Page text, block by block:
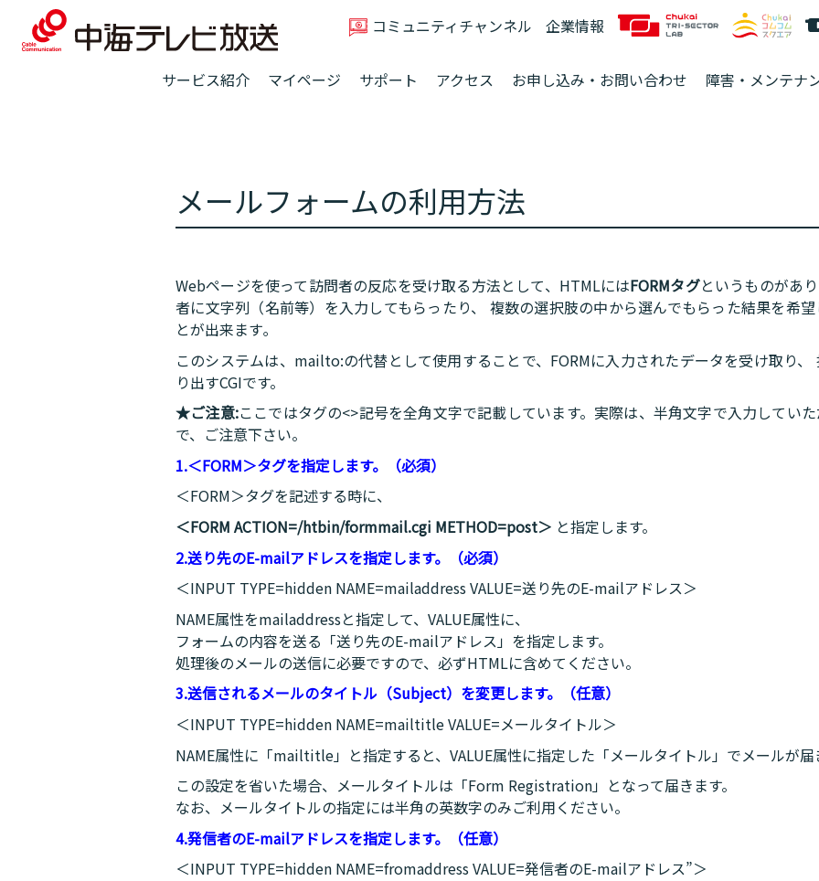
コミュニティチャンネル 企業情報
サービス紹介 マイページ サポート アクセス お申し込み・お問い合わせ 障害・メンテナ
メールフォームの利用方法
Webページを使って訪問者の反応を受け取る方法として、HTMLにはFORMタグというものがあ
者に文字列（名前等）を入力してもらったり、 複数の選択肢の中から選んでもらった結果を希
とが出来ます｡
このシステムは、mailto:の代替として使用することで、FORMに入力されたデータを受け取り
り出すCGIです。
★ご注意:ここではタグの<>記号を全角文字で記載しています。実際は、半角文字で入力してい
で、ご注意下さい。
1.＜FORM＞タグを指定します。（必須）
＜FORM＞タグを記述する時に、
＜FORM ACTION=/htbin/formmail.cgi METHOD=post＞ と指定します。
2.送り先のE-mailアドレスを指定します。（必須）
＜INPUT TYPE=hidden NAME=mailaddress VALUE=送り先のE-mailアドレス＞
NAME属性をmailaddressと指定して、VALUE属性に、
フォームの内容を送る「送り先のE-mailアドレス」を指定します。
処理後のメールの送信に必要ですので、必ずHTMLに含めてください。
3.送信されるメールのタイトル（Subject）を変更します。（任意）
＜INPUT TYPE=hidden NAME=mailtitle VALUE=メールタイトル＞
NAME属性に「mailtitle」と指定すると、VALUE属性に指定した「メールタイトル」でメールが届
この設定を省いた場合、メールタイトルは「Form Registration」となって届きます。
なお、メールタイトルの指定には半角の英数字のみご利用ください。
4.発信者のE-mailアドレスを指定します。（任意）
＜INPUT TYPE=hidden NAME=fromaddress VALUE=発信者のE-mailアドレス”＞